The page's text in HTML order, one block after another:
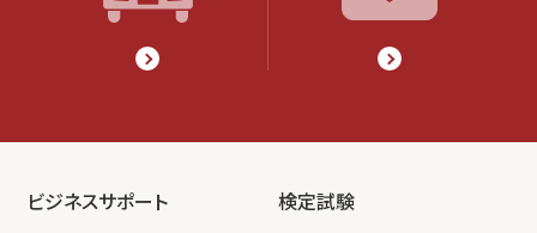
ビジネスサポート 検定試験